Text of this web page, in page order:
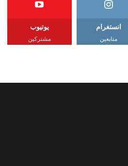
انستغرام
متابعين
يوتيوب
مشتركين